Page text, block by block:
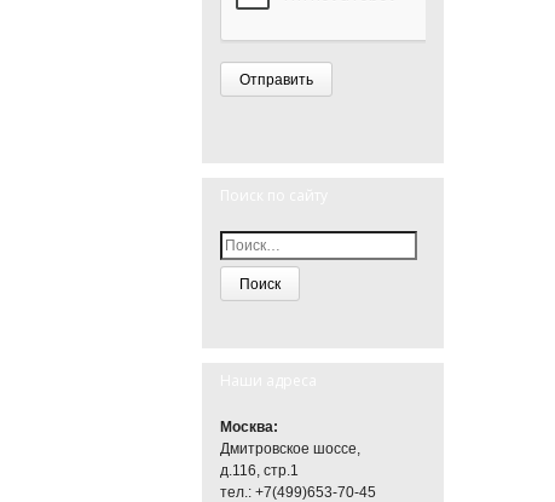
Москва:
Дмитровское шоссе,
д.116, стр.1
тел.: +7(499)653-70-45